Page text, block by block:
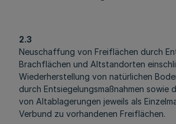
2.3
Neuschaffung von Freiflächen durch
Brachflächen und Altstandorten
Wiederherstellung von natürlichen
durch Entsiegelungsmaßnahmen sowie
von Altablagerungen jeweils als
Verbund zu vorhandenen Freiflächen.